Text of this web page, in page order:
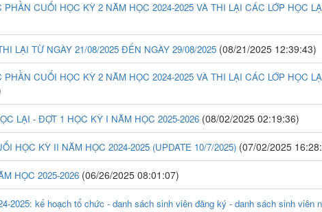
CUỐI HỌC KỲ 2 NĂM HỌC 2024-2025 VÀ THI LẠI CÁC LỚP HỌC
LẠI TỪ NGÀY 21/08/2025 ĐẾN NGÀY 29/08/2025 (08/21/2025 12:39:43)
CUỐI HỌC KỲ 2 NĂM HỌC 2024-2025 VÀ THI LẠI CÁC LỚP HỌC
LẠI - ĐỢT 1 HỌC KỲ I NĂM HỌC 2025-2026 (08/02/2025 02:19:36)
HỌC KỲ II NĂM HỌC 2024-2025 (UPDATE 10/7/2025) (07/02/2025
HỌC 2025-2026 (06/26/2025 08:01:07)
kế hoạch tổ chức - danh sách sinh viên đăng ký - danh sách sinh viên